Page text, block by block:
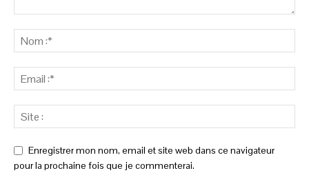
Enregistrer mon nom, email et site web dans ce navigateur
pour la prochaine fois que je commenterai.